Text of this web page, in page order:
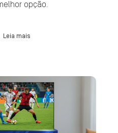
opção.
Leia mais